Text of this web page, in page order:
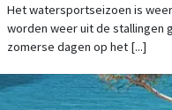
Het watersportseizoen is
worden weer uit de stallingen
zomerse dagen op het [...]